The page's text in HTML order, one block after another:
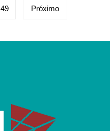
49 Próximo